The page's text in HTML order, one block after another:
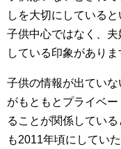
しを大切にしている
子供中心ではなく、
している印象がありま
子供の情報が出てい
がもともとプライベ
ることが関係してい
も2011年頃にしてい